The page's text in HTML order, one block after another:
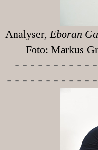
Analyser,
Foto: Markus
-----------